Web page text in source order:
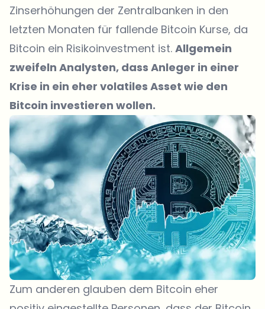
Zinserhöhungen der Zentralbanken in den
letzten Monaten für fallende Bitcoin Kurse, da
Bitcoin ein Risikoinvestment ist. Allgemein
zweifeln Analysten, dass Anleger in einer
Krise in ein eher volatiles Asset wie den
Bitcoin investieren wollen.
Zum anderen glauben dem Bitcoin eher